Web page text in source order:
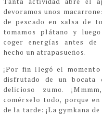
devoramos unos
de pescado en salsa de
tomamos plátano y
coger energías antes de
hecho un atrapasueños.
¡Por fin llegó el
disfrutado de un
delicioso zumo.
comérselo todo, porque
de la tarde:¡La gymkana de